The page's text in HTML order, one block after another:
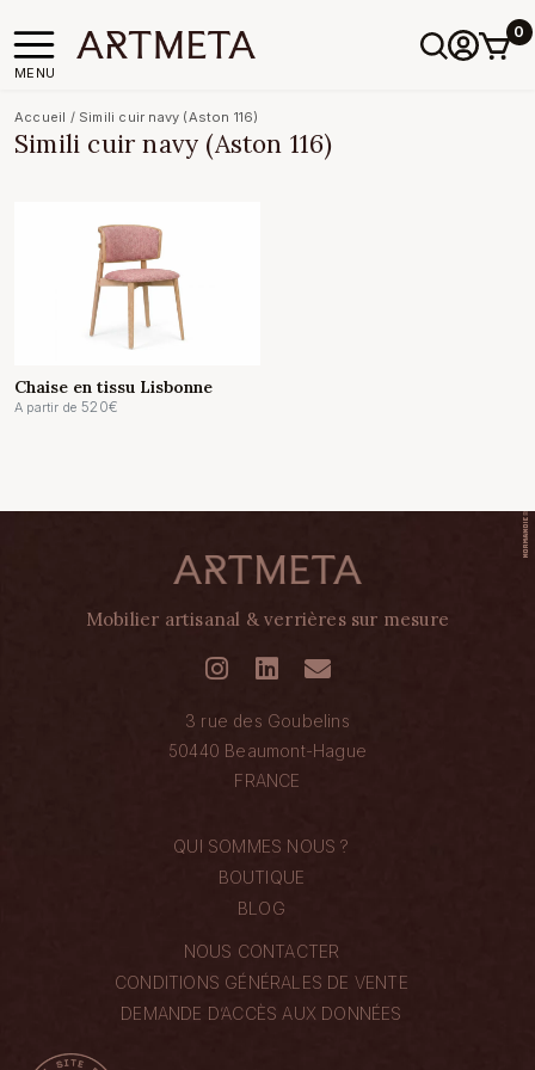
MENU
0
Accueil / Simili cuir navy (Aston 116)
Simili cuir navy (Aston 116)
Chaise en tissu Lisbonne
A partir de 520€
Mobilier artisanal & verrières sur mesure
3 rue des Goubelins
50440 Beaumont-Hague
FRANCE
QUI SOMMES NOUS ?
BOUTIQUE
BLOG
NOUS CONTACTER
CONDITIONS GÉNÉRALES DE VENTE
DEMANDE D’ACCÈS AUX DONNÉES